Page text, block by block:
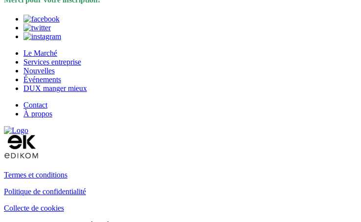
Le Marché
Services entreprise
Nouvelles
Événements
DUX manger mieux
Contact
À propos
Termes et conditions
Politique de confidentialité
Collecte de cookies